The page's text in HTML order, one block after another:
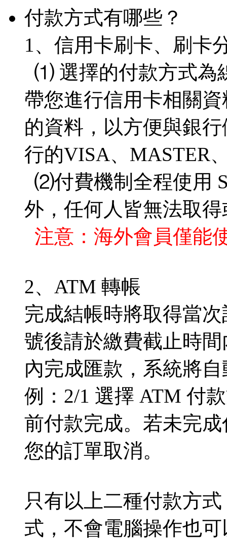
付款方式有哪些？
1、信用卡刷卡、刷卡
⑴ 選擇的付款方式為
帶您進行信用卡相關
的資料，以方便與銀
行的VISA、MASTER
⑵付費機制全程使用
外，任何人皆無法取
注意：海外會員僅能
2、ATM 轉帳
完成結帳時將取得當
號後請於繳費截止時
內完成匯款，系統將
例：2/1 選擇 ATM 付
前付款完成。若未完
您的訂單取消。
只有以上二種付款方
式，不會電腦操作也